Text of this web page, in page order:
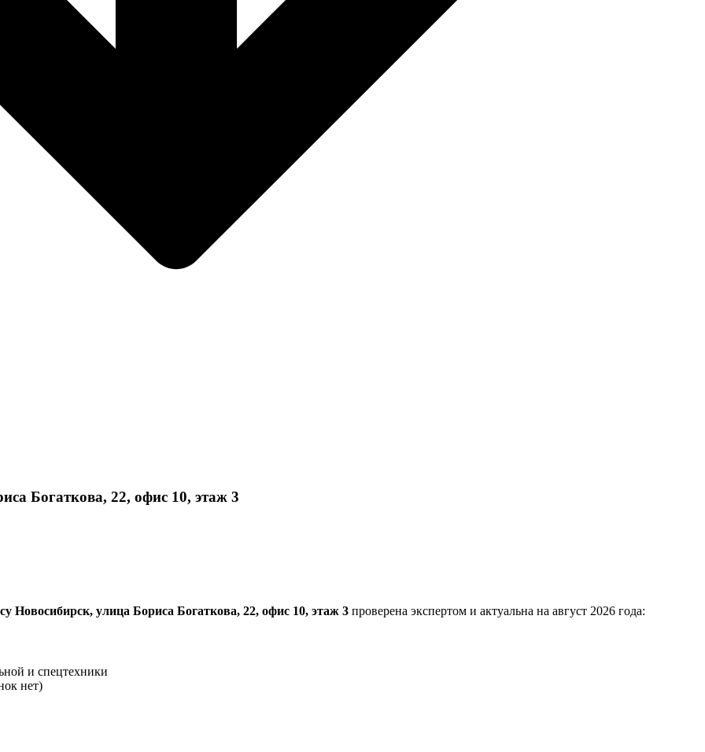
Богаткова, 22, офис 10, этаж 3
Новосибирск, улица Бориса Богаткова, 22, офис 10, этаж 3 проверена экспертом и актуальна на август 2026 года:
и спецтехники
нет)